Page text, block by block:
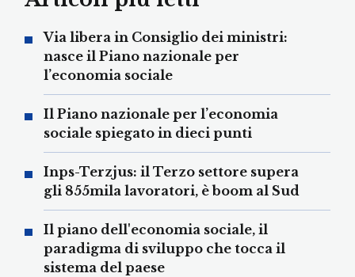
Via libera in Consiglio dei ministri:
nasce il Piano nazionale per
l’economia sociale
Il Piano nazionale per l’economia
sociale spiegato in dieci punti
Inps-Terzjus: il Terzo settore supera
gli 855mila lavoratori, è boom al Sud
Il piano dell'economia sociale, il
paradigma di sviluppo che tocca il
sistema del paese